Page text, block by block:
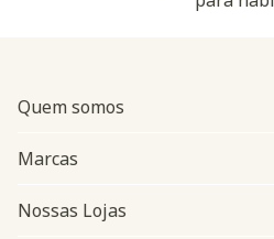
Quem somos
Marcas
Nossas Lojas